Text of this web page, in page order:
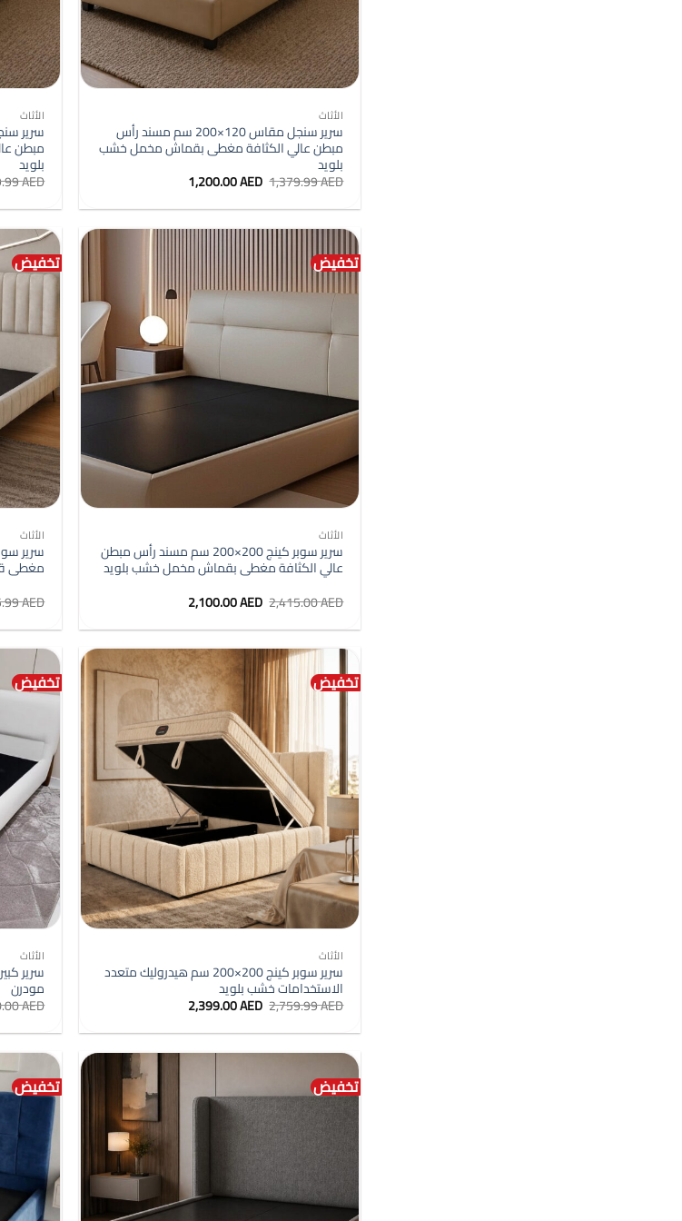
+
الأثاث
سرير سنجل مقاس 120×200 سم مسند رأس
مبطن عالي الكثافة مغطى بقماش مخمل خشب
بلويد
1,379.99AED السعر
الأصلي
هو:
1,200.00AED السعر
هو:
الأثاث
مبطن
بلويد
AED
تخفيض
الأثاث
سرير سوبر كينج 200×200 سم مسند رأس مبطن
عالي الكثافة مغطى بقماش مخمل خشب بلويد
2,415.00AED السعر
الأصلي
هو:
2,415.00 AED.
2,100.00AED السعر
الحالي
هو:
2,100.00 AED.
تخفيض
الأثاث
مغطى
AED
تخفيض
+
الأثاث
سرير سوبر كينج 200×200 سم هيدروليك متعدد
الاستخدامات خشب بلويد
2,759.99AED السعر
الأصلي
هو:
2,399.00AED السعر
الحالي
هو:
تخفيض
الأثاث
مودرن
AED
تخفيض تخفيض